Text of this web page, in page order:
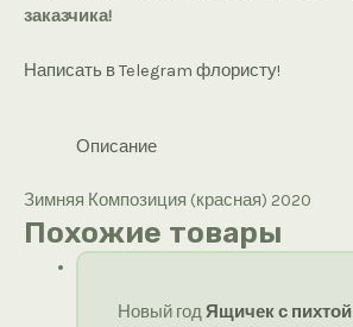
заказчика!
Написать в Telegram флористу!
Описание
Зимняя Композиция (красная) 2020
Похожие товары
Новый годЯщичек с пихтой